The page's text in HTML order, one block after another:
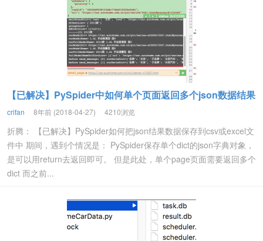
【已解决】PySpider中如何单个页面返回多个json数据结果
crifan 8年前 (2018-04-27) 4210浏览
折腾： 【已解决】PySpider如何把json结果数据保存到csv或excel文
件中 期间，遇到个情况是： PySpider保存单个dict的json字典对象，
是可以用return去返回即可。 但是此处，单个page页面需要返回多个
dict 而之前...